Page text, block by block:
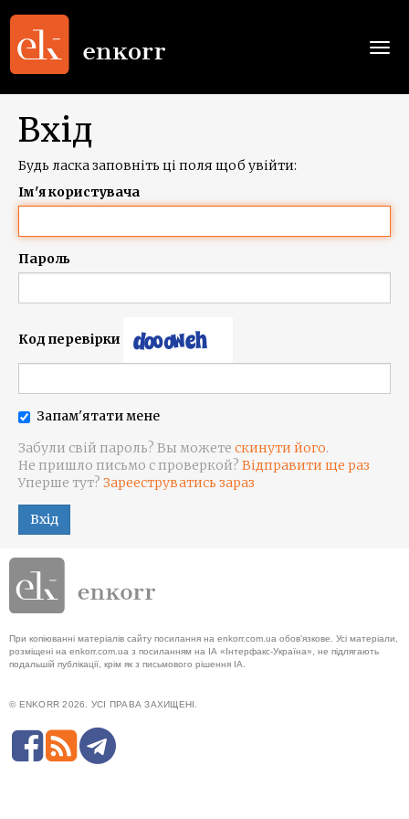
Вхід
Будь ласка заповніть ці поля щоб увійти:
Ім'я користувача
Пароль
Код перевірки
Запам'ятати мене
Забули свій пароль? Вы можете скинути його.
Не пришло письмо с проверкой? Відправити ще раз
Уперше тут? Зарееструватись зараз
Вхід
При копіюванні матеріалів сайту посилання на enkorr.com.ua обов'язкове. Усі матеріали,
розміщені на enkorr.com.ua з посиланням на ІА «Інтерфакс-Україна», не підлягають
подальшій публікації, крім як з письмового рішення ІА.
© ENKORR 2026. УСІ ПРАВА ЗАХИЩЕНІ.